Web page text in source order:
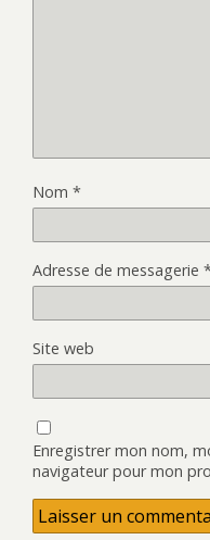
Nom *
Adresse de messagerie
Site web
Enregistrer mon nom,
navigateur pour mon